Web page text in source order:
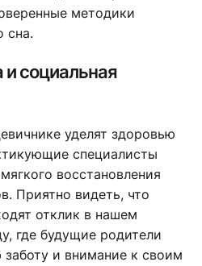
методики
сна.
социальная
уделят здоровью
специалисты
восстановления
Приятно видеть, что
отклик в нашем
где будущие родители
и внимание к своим